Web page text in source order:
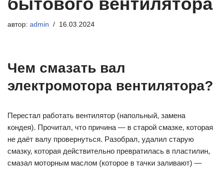
автор: admin 16.03.2024
Чем смазать вал
электромотора вентилятора?
Перестал работать вентилятор (напольный, замена
кондея). Прочитал, что причина — в старой смазке, которая
не даёт валу провернуться. Разобрал, удалил старую
смазку, которая действительно превратилась в пластилин,
смазал моторным маслом (которое в тачки заливают) —